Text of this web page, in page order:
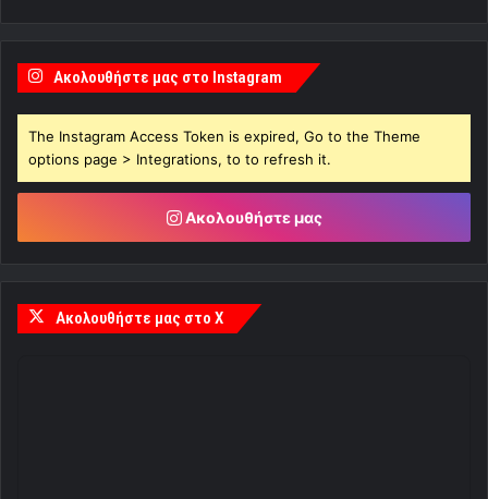
Ακολουθήστε μας στο Instagram
The Instagram Access Token is expired, Go to the Theme
options page > Integrations, to to refresh it.
Ακολουθήστε μας
Ακολουθήστε μας στο X